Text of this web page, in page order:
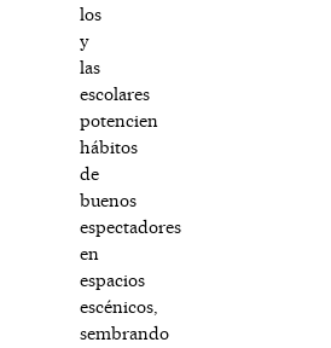
los
y
las
escolares
potencien
hábitos
de
buenos
espectadores
en
espacios
escénicos,
sembrando